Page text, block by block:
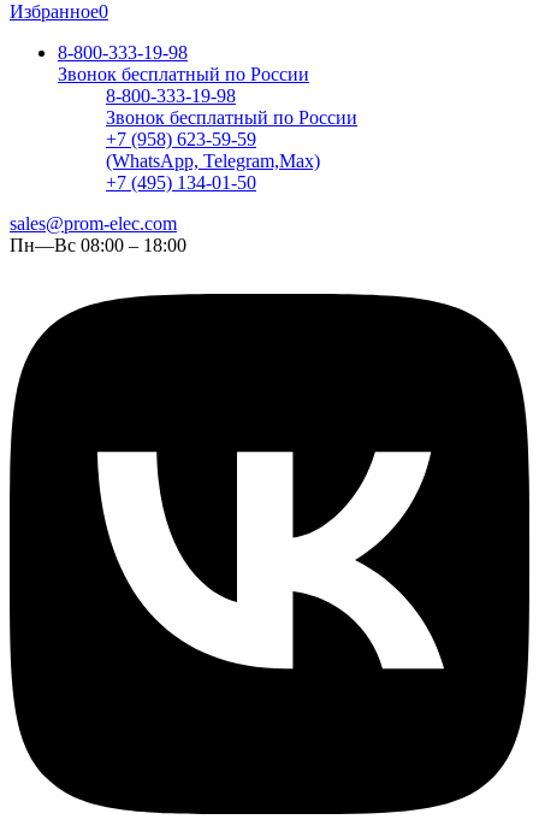
Избранное0
8-800-333-19-98
Звонок бесплатный по России
8-800-333-19-98
Звонок бесплатный по России
+7 (958) 623-59-59
(WhatsApp, Telegram,Max)
+7 (495) 134-01-50
sales@prom-elec.com
Пн—Вс 08:00 – 18:00